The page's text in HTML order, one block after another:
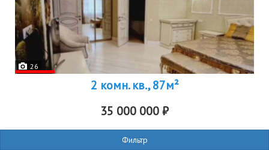
Фильтр
26
2 комн. кв., 87м²
35 000 000 ₽
Советский